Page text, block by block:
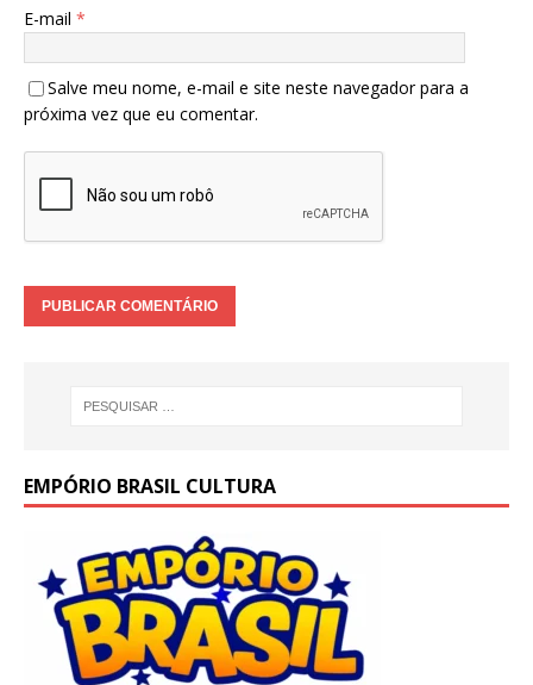
E-mail *
Salve meu nome, e-mail e site neste navegador para a
próxima vez que eu comentar.
EMPÓRIO BRASIL CULTURA